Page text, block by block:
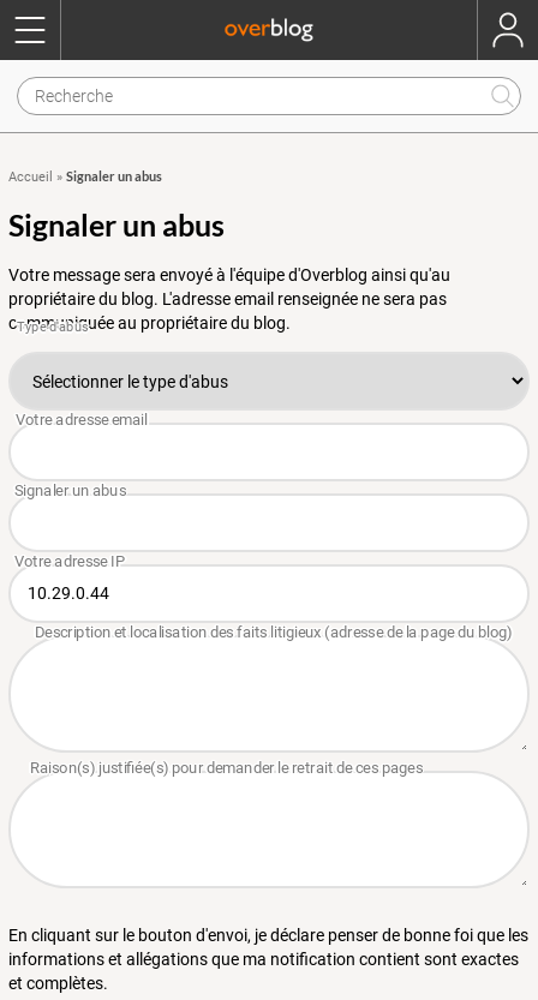
Accueil » Signaler un abus
Signaler un abus
Votre message sera envoyé à l'équipe d'Overblog ainsi qu'au
propriétaire du blog. L'adresse email renseignée ne sera pas
communiquée au propriétaire du blog.
En cliquant sur le bouton d'envoi, je déclare penser de bonne foi que les
informations et allégations que ma notification contient sont exactes
et complètes.